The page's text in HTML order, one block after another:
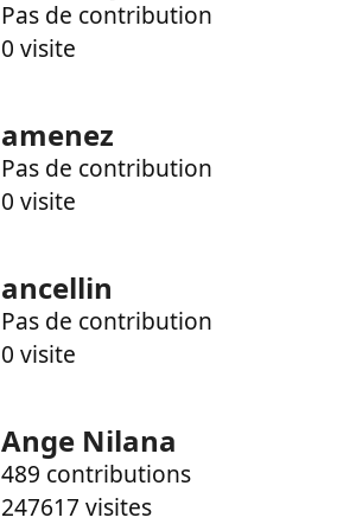
Pas de contribution
0 visite
amenez
Pas de contribution
0 visite
ancellin
Pas de contribution
0 visite
Ange Nilana
489 contributions
247617 visites